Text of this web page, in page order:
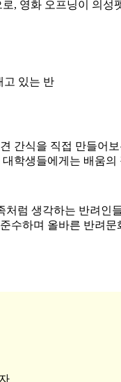
, 영화 오프닝이 의
고 있는 반
간식을 직접 만들어
학생들에게는 배움
럼 생각하는 반려
수하며 올바른 반려